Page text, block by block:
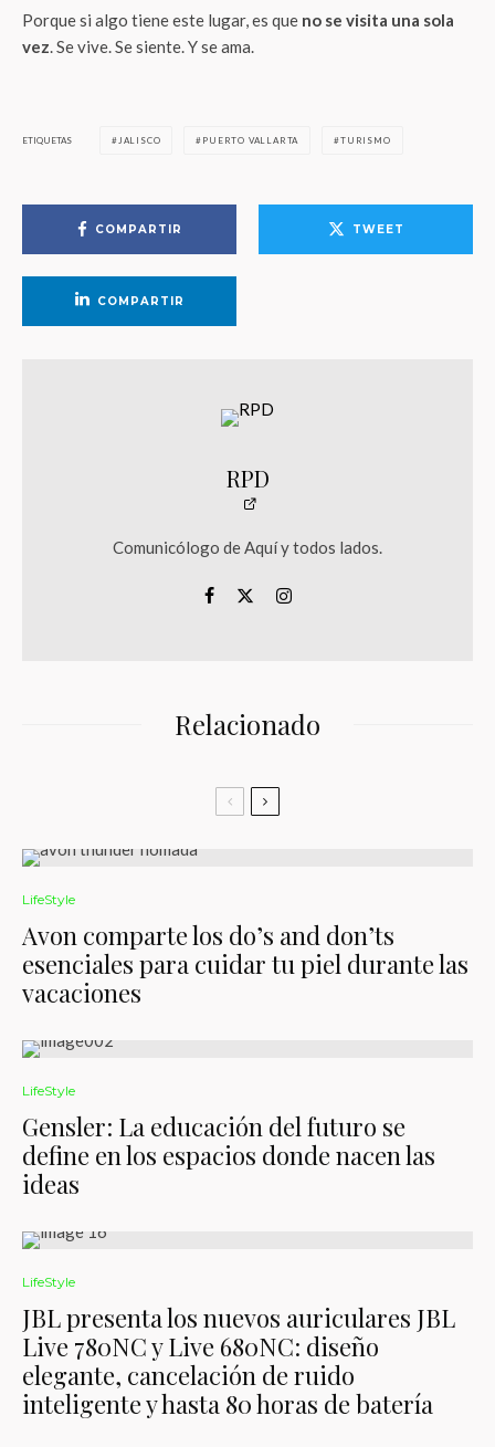
Porque si algo tiene este lugar, es que no se visita una sola
vez. Se vive. Se siente. Y se ama.
ETIQUETAS JALISCO PUERTO VALLARTA TURISMO
COMPARTIR TWEET
COMPARTIR
RPD
Comunicólogo de Aquí y todos lados.
Relacionado
LifeStyle
Avon comparte los do’s and don’ts
esenciales para cuidar tu piel durante las
vacaciones
LifeStyle
Gensler: La educación del futuro se
define en los espacios donde nacen las
ideas
LifeStyle
JBL presenta los nuevos auriculares JBL
Live 780NC y Live 680NC: diseño
elegante, cancelación de ruido
inteligente y hasta 80 horas de batería